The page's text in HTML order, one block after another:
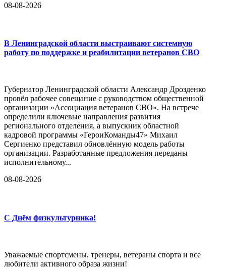
08-08-2026
В Ленинградской области выстраивают системную
работу по поддержке и реабилитации ветеранов СВО
Губернатор Ленинградской области Александр Дрозденко
провёл рабочее совещание с руководством общественной
организации «Ассоциация ветеранов СВО». На встрече
определили ключевые направления развития
регионального отделения, а выпускник областной
кадровой программы «ГероиКоманды47» Михаил
Сергиенко представил обновлённую модель работы
организации. Разработанные предложения переданы
исполнительному...
08-08-2026
С Днём физкультурника!
Уважаемые спортсмены, тренеры, ветераны спорта и все
любители активного образа жизни!